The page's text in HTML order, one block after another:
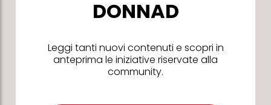
DONNAD
Leggi tanti nuovi contenuti e scopri in
anteprima le iniziative riservate alla
community.